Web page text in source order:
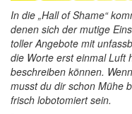
In die „Hall of Shame“
denen sich der mutige
toller Angebote mit
die Worte erst einmal Luft
beschreiben können.
musst du dir schon Mühe
frisch lobotomiert sein.